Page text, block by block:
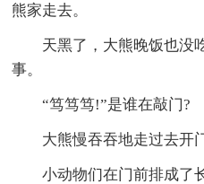
熊家走去。
天黑了，大熊晚饭也没
事。
“笃笃笃!”是谁在敲门?
大熊慢吞吞地走过去开
小动物们在门前排成了